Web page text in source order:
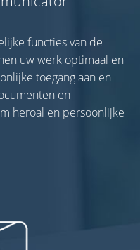
functies van de
uw werk optimaal en
toegang aan en
en
heroal en persoonlijke